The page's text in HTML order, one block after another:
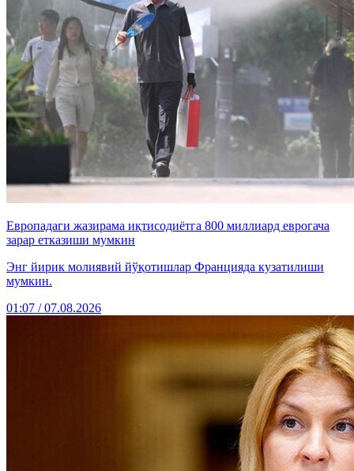
Европадаги жазирама иқтисодиётга 800 миллиард еврогача
зарар етказиши мумкин
Энг йирик молиявий йўқотишлар Францияда кузатилиши
мумкин.
01:07 / 07.08.2026